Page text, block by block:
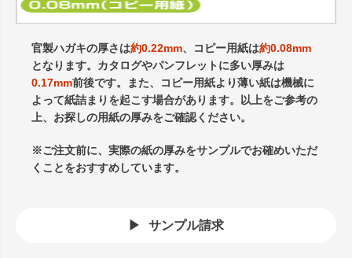
官製ハガキの厚さは約0.22mm、コピー用紙は約0.08mm
となります。カタログやパンフレットに多い厚みは
0.17mm前後です。また、コピー用紙より薄い紙は機械に
よって紙詰まりを起こす場合があります。以上をご参考の
上、お探しの用紙の厚みをご確認ください。
※ご注文前に、実際の紙の厚みをサンプルでお確めいただ
くことをおすすめしています。
サンプル請求